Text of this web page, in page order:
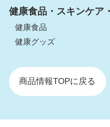
健康食品・スキンケア
健康食品
健康グッズ
商品情報TOPに戻る